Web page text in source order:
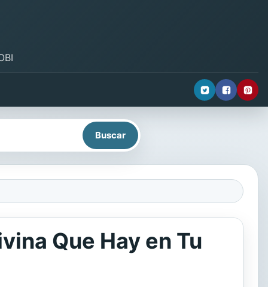
Que Hay en Tu